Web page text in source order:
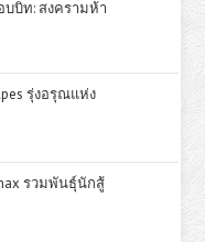
อบบิท: สงครามห้า
รุ่งอรุณแห่ง
รวมพันธุ์นักสู้